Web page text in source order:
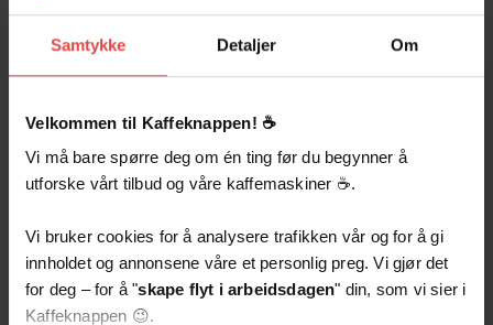
Samtykke Detaljer Om
Velkommen til Kaffeknappen! ☕️
Vi må bare spørre deg om én ting før du begynner å
utforske vårt tilbud og våre kaffemaskiner ☕️.
Vi bruker cookies for å analysere trafikken vår og for å gi
innholdet og annonsene våre et personlig preg. Vi gjør det
for deg – for å "skape flyt i arbeidsdagen" din, som vi sier i
Kaffeknappen 😉.
Meld interesse
Meld interesse så
kontakter vi deg!